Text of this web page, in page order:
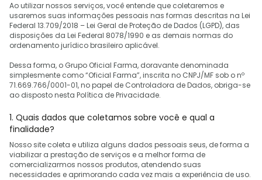
Ao utilizar nossos serviços, você entende que coletaremos e
usaremos suas informações pessoais nas formas descritas na Lei
Federal 13.709/2018 – Lei Geral de Proteção de Dados (LGPD), das
disposições da Lei Federal 8078/1990 e as demais normas do
ordenamento jurídico brasileiro aplicável.
Dessa forma, o Grupo Oficial Farma, doravante denominada
simplesmente como “Oficial Farma”, inscrita no CNPJ/MF sob o nº
71.669.766/0001-01, no papel de Controladora de Dados, obriga-se
ao disposto nesta Política de Privacidade.
1. Quais dados que coletamos sobre você e qual a
finalidade?
Nosso site coleta e utiliza alguns dados pessoais seus, de forma a
viabilizar a prestação de serviços e a melhor forma de
comercializarmos nossos produtos, atendendo suas
necessidades e aprimorando cada vez mais a experiência de uso.